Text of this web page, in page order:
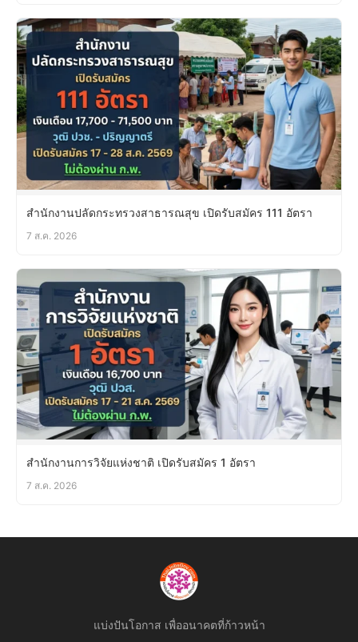
สำนักงานปลัดกระทรวงสาธารณสุข เปิดรับสมัคร 111 อัตรา
7 ส.ค. 2026
สำนักงานการวิจัยแห่งชาติ เปิดรับสมัคร 1 อัตรา
7 ส.ค. 2026
แบ่งปันโอกาส เพื่ออนาคตที่ก้าวหน้า